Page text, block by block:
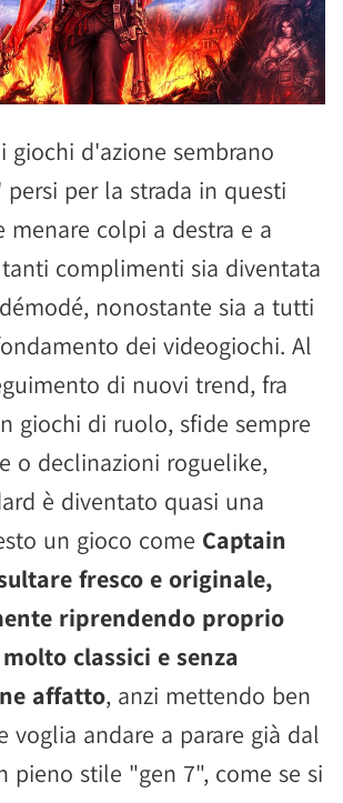
giochi d'azione sembrano
persi per la strada in questi
menare colpi a destra e a
tanti complimenti sia diventata
nonostante sia a tutti
dei videogiochi. Al
di nuovi trend, fra
giochi di ruolo, sfide sempre
o declinazioni roguelike,
è diventato quasi una
un gioco come Captain
fresco e originale,
riprendendo proprio
classici e senza
affatto, anzi mettendo ben
voglia andare a parare già dal
pieno stile "gen 7", come se si